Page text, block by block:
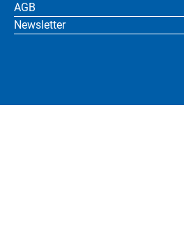
AGB
Newsletter